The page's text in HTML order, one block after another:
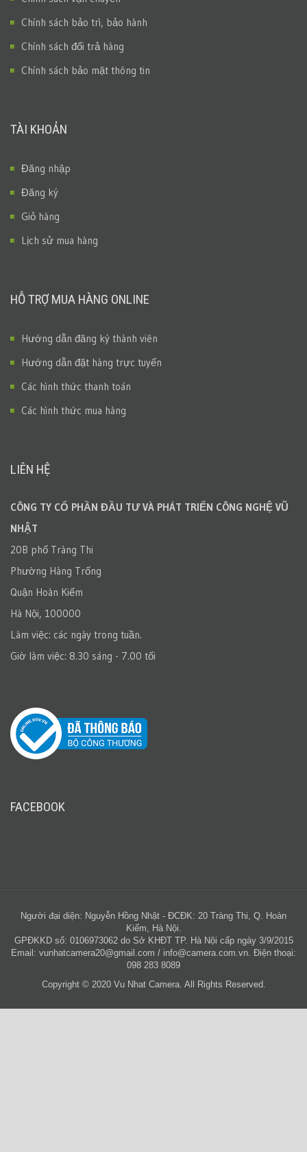
Chính sách bảo trì, bảo hành
Chính sách đổi trả hàng
Chính sách bảo mật thông tin
TÀI KHOẢN
Đăng nhập
Đăng ký
Giỏ hàng
Lịch sử mua hàng
HỖ TRỢ MUA HÀNG ONLINE
Hướng dẫn đăng ký thành viên
Hướng dẫn đặt hàng trực tuyến
Các hình thức thanh toán
Các hình thức mua hàng
LIÊN HỆ
CÔNG TY CỔ PHẦN ĐẦU TƯ VÀ PHÁT TRIỂN CÔNG NGHỆ VŨ
NHẬT
20B phố Tràng Thi
Phường Hàng Trống
Quận Hoàn Kiếm
Hà Nội, 100000
Làm việc: các ngày trong tuần.
Giờ làm việc: 8.30 sáng - 7.00 tối
FACEBOOK
Người đại diện: Nguyễn Hồng Nhật - ĐCĐK: 20 Tràng Thi, Q. Hoàn
Kiếm, Hà Nội.
GPĐKKD số: 0106973062 do Sở KHĐT TP. Hà Nội cấp ngày 3/9/2015
Email: vunhatcamera20@gmail.com / info@camera.com.vn . Điện thoại:
098 283 8089
Copyright © 2020 Vu Nhat Camera. All Rights Reserved.